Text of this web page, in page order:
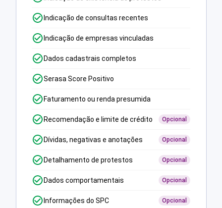
Indicação de consultas recentes
Indicação de empresas vinculadas
Dados cadastrais completos
Serasa Score Positivo
Faturamento ou renda presumida
Recomendação e limite de crédito Opcional
Dívidas, negativas e anotações Opcional
Detalhamento de protestos Opcional
Dados comportamentais Opcional
Informações do SPC Opcional